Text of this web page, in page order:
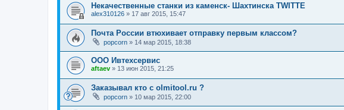
Некачественные станки из каменск- Шахтинска TWITTE
alex310126 » 17 авг 2015, 15:47
Почта России втюхивает отправку первым классом?
popcorn » 14 мар 2015, 18:38
ООО Ивтехсервис
aftaev » 13 июн 2015, 21:25
Заказывал кто с olmitool.ru ?
popcorn » 10 мар 2015, 22:00